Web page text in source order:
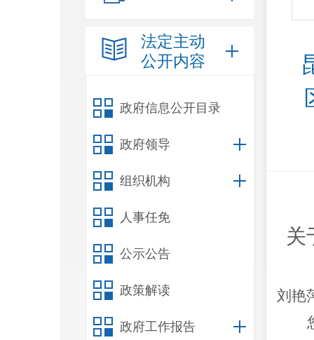
法定主动
公开内容
政府信息公开目录
政府领导
组织机构
人事任免
公示公告
政策解读
政府工作报告
关
刘艳